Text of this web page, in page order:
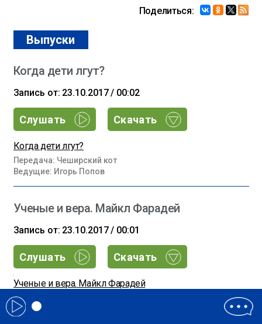
Поделиться:
Выпуски
Когда дети лгут?
Запись от: 23.10.2017 / 00:02
Слушать Скачать
Когда дети лгут?
Передача: Чеширский кот
Ведущие: Игорь Попов
Ученые и вера. Майкл Фарадей
Запись от: 23.10.2017 / 00:01
Слушать Скачать
Ученые и вера. Майкл Фарадей
Передача: Чеширский кот
Ведущие: Игорь Попов